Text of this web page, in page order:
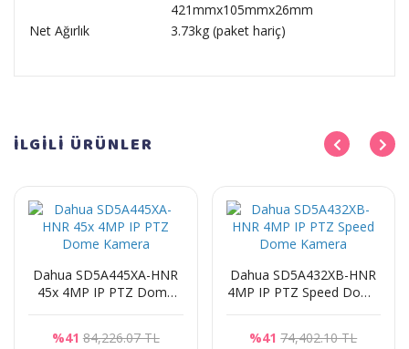
421mmx105mmx26mm
Net Ağırlık
3.73kg (paket hariç)
İLGİLİ ÜRÜNLER
Dahua SD5A445XA-HNR
45x 4MP IP PTZ Dome
%41 84,226.07 TL
Dahua SD5A432XB-HNR
4MP IP PTZ Speed Dome
%41 74,402.10 TL